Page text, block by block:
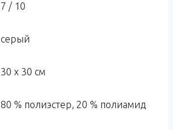
7 / 10
серый
30 х 30 см
80 % полиэстер, 20 % полиамид